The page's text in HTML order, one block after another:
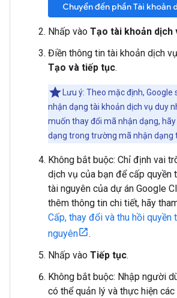
Chuyển đến phần Tài khoản
Nhấp vào Tạo tài khoản dịch
Điền thông tin tài khoản dịch
Tạo và tiếp tục.
Lưu ý: Theo mặc định,
nhận dạng tài khoản dịch vụ duy
muốn thay đổi mã nhận dạng,
dạng trong trường mã nhận dạng
Không bắt buộc: Chỉ định vai
dịch vụ của bạn để cấp quyền
tài nguyên của dự án Google
thêm thông tin chi tiết, hãy
Cấp, thay đổi và thu hồi quyền
nguyên
.
Nhấp vào Tiếp tục.
Không bắt buộc: Nhập người
có thể quản lý và thực hiện